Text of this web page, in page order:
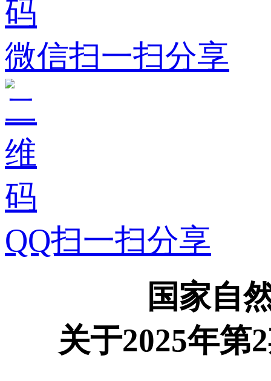
微信扫一扫分享
QQ扫一扫分享
国家自
关于2025年第